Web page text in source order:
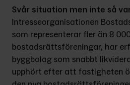
Svår situation men inte så
Intresseorganisationen
som representerar fler än 8
bostadsrättsföreningar, har
byggbolag som snabbt
upphört efter att fastigheten